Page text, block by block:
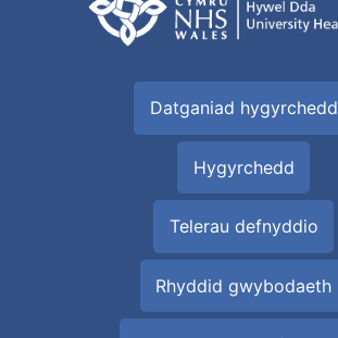
Datganiad hygyrchedd
Hygyrchedd
Telerau defnyddio
Rhyddid gwybodaeth